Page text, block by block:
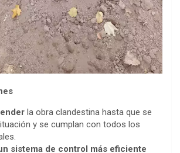
la obra clandestina hasta que se
y se cumplan con todos los
sistema de control más eficiente